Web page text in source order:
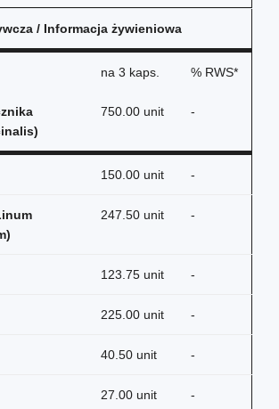
/ Informacja żywieniowa
na 3 kaps. % RWS*
750.00 unit -
150.00 unit -
247.50 unit -
123.75 unit -
225.00 unit -
40.50 unit -
27.00 unit -